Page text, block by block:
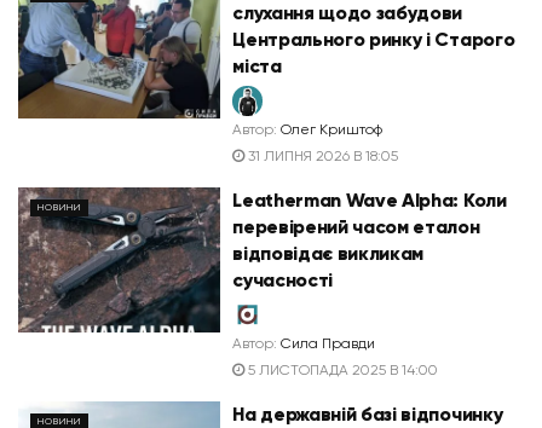
слухання щодо забудови
Центрального ринку і Старого
міста
Автор: Олег Криштоф
31 ЛИПНЯ 2026 В 18:05
НОВИНИ
Leatherman Wave Alpha: Коли
перевірений часом еталон
відповідає викликам
сучасності
Автор: Сила Правди
5 ЛИСТОПАДА 2025 В 14:00
НОВИНИ
На державній базі відпочинку